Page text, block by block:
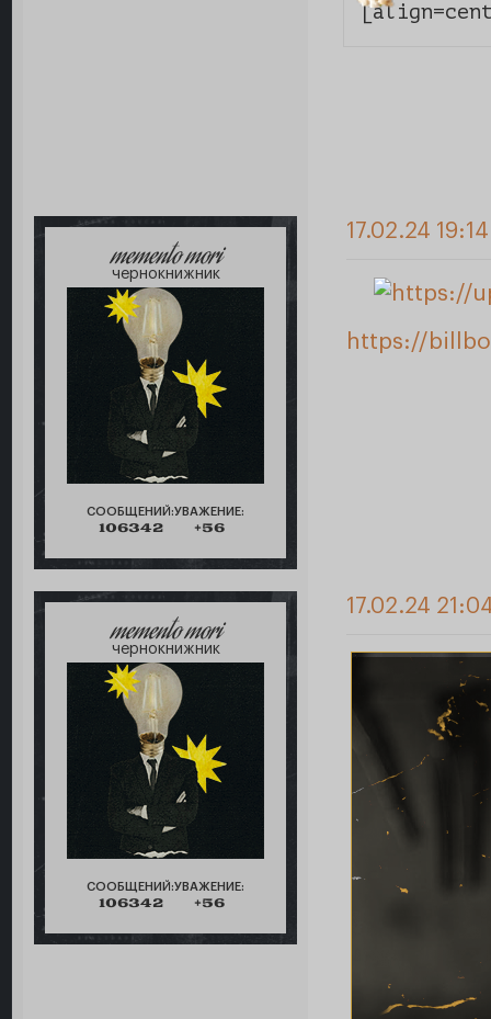
memento mori
чернокнижник
СООБЩЕНИЙ:
106342
УВАЖЕНИЕ:
+56
17.02.24
https://
memento mori
чернокнижник
СООБЩЕНИЙ:
106342
УВАЖЕНИЕ:
+56
17.02.24